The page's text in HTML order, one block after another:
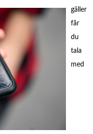
gäller
får
du
tala
med